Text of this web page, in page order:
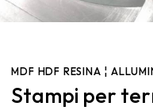
MDF HDF RESINA ¦
Stampi per